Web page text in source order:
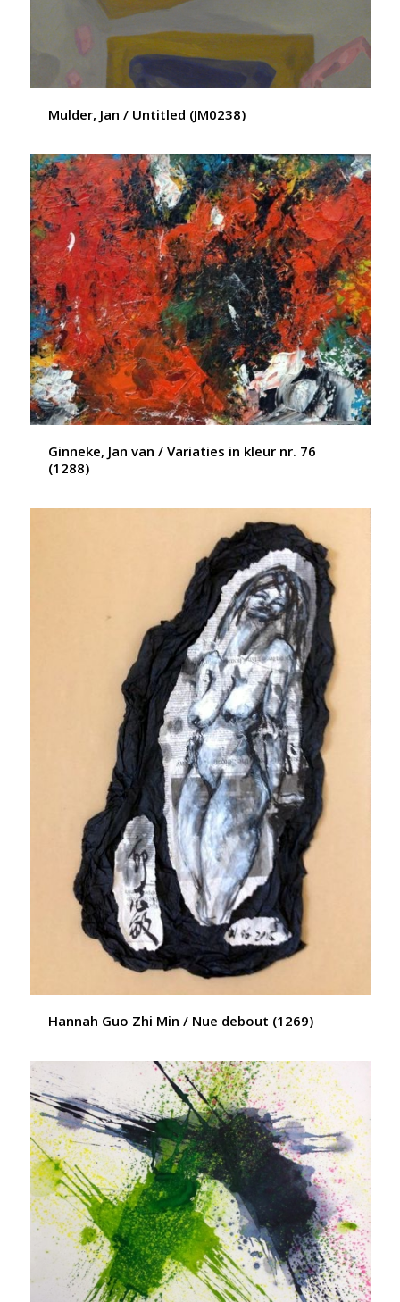
Mulder, Jan / Untitled (JM0238)
Ginneke, Jan van / Variaties in kleur nr. 76
(1288)
Hannah Guo Zhi Min / Nue debout (1269)